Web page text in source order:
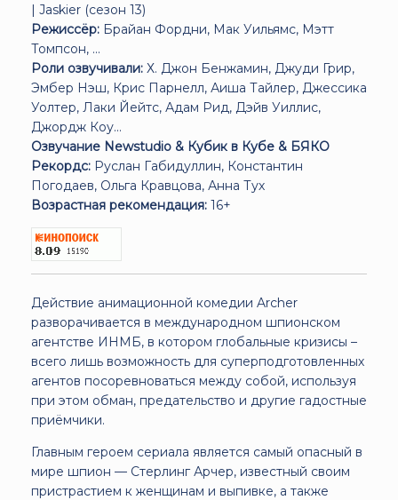
| Jaskier (сезон 13)
Режиссёр: Брайан Фордни, Мак Уильямс, Мэтт
Томпсон, ...
Роли озвучивали: Х. Джон Бенжамин, Джуди Грир,
Эмбер Нэш, Крис Парнелл, Аиша Тайлер, Джессика
Уолтер, Лаки Йейтс, Адам Рид, Дэйв Уиллис,
Джордж Коу...
Озвучание Newstudio & Кубик в Кубе & БЯКО
Рекордс: Руслан Габидуллин, Константин
Погодаев, Ольга Кравцова, Анна Тух
Возрастная рекомендация: 16+
Действие анимационной комедии Archer
разворачивается в международном шпионском
агентстве ИНМБ, в котором глобальные кризисы –
всего лишь возможность для суперподготовленных
агентов посоревноваться между собой, используя
при этом обман, предательство и другие гадостные
приёмчики.
Главным героем сериала является самый опасный в
мире шпион — Стерлинг Арчер, известный своим
пристрастием к женщинам и выпивке, а также